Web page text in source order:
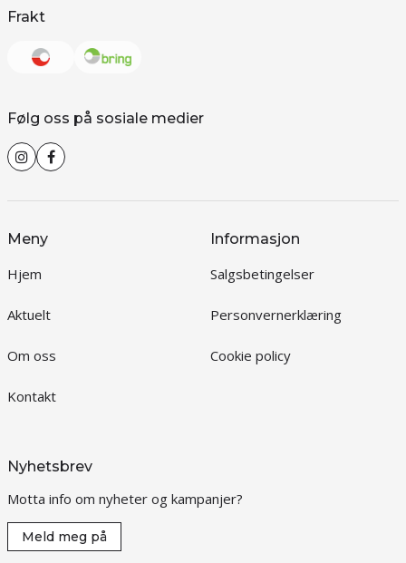
Frakt
Følg oss på sosiale medier
Meny
Hjem
Aktuelt
Om oss
Kontakt
Informasjon
Salgsbetingelser
Personvernerklæring
Cookie policy
Nyhetsbrev
Motta info om nyheter og kampanjer?
Meld meg på